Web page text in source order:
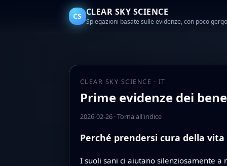
CS CLEAR SKY SCIENCE
Spiegazioni basate sulle evidenze, con poco gergo
CLEAR SKY SCIENCE · IT
Prime evidenze dei
2026-02-26·Torna all'indice
Perché prendersi cura della
I suoli sani ci aiutano silenziosamente